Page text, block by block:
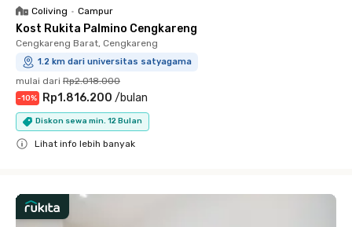
Coliving • Campur
Kost Rukita Palmino Cengkareng
Cengkareng Barat, Cengkareng
1.2 km dari universitas satyagama
mulai dari Rp2.018.000
-10% Rp1.816.200 /bulan
Diskon sewa min. 12 Bulan
Lihat info lebih banyak